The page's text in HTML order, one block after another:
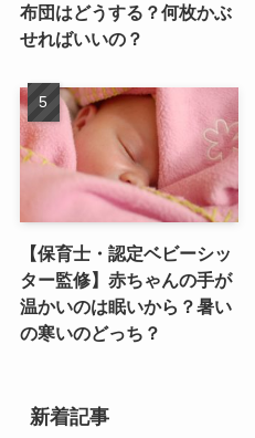
布団はどうする？何枚かぶ
せればいいの？
【保育士・認定ベビーシッ
ター監修】赤ちゃんの手が
温かいのは眠いから？暑い
の寒いのどっち？
新着記事